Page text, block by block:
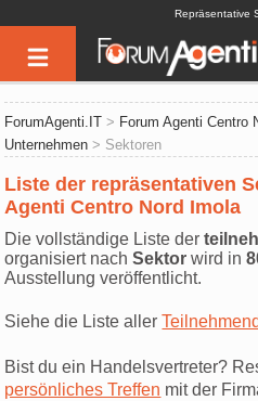
Repräsentative
ForumAgenti.IT > Forum Agenti Centro
Unternehmen > Sektoren
Liste der repräsentativen
Agenti Centro Nord Imola
Die vollständige Liste der
organisiert nachSektor wird in
Ausstellung veröffentlicht.
Siehe die Liste aller
Bist du ein Handelsvertreter?
persönliches Treffen mit der